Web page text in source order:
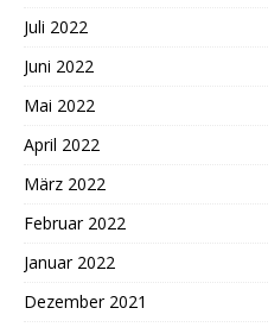
Juli 2022
Juni 2022
Mai 2022
April 2022
März 2022
Februar 2022
Januar 2022
Dezember 2021